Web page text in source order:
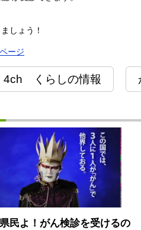
しょう！
ージ
4ch くらしの情報
民よ！がん検診を受けるの